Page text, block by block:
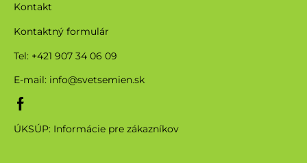
Kontakt
Kontaktný formulár
Tel: +421 907 34 06 09
E-mail: info@svetsemien.sk
ÚKSÚP: Informácie pre zákazníkov